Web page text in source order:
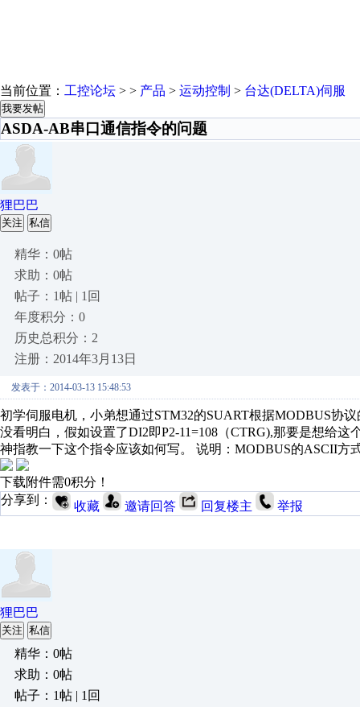
当前位置： 工控论坛 > > 产品 > 运动控制 > 台达(DELTA)伺服
我要发帖
ASDA-AB串口通信指令的问题
狸巴巴
关注 私信
精华：0帖
求助：0帖
帖子：1帖 | 1回
年度积分：0
历史总积分：2
注册：2014年3月13日
发表于：2014-03-13 15:48:53
初学伺服电机，小弟想通过STM32的SUART根据MODBUS协
没看明白，假如设置了DI2即P2-11=108（CTRG),那要是想给
神指教一下这个指令应该如何写。 说明：MODBUS的ASCII方
下载附件需0积分！
分享到：
收藏 邀请回答 回复楼主 举报
狸巴巴
关注 私信
精华：0帖
求助：0帖
帖子：1帖 | 1回